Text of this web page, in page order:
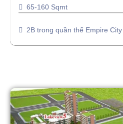
65-160 Sqmt
2B trong quần thể Empire City